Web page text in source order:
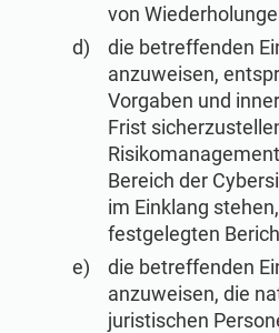
von
die betreffenden
anzuweisen,
Vorgaben und
Frist
Bereich der
im Einklang
festgelegten
die betreffenden
anzuweisen, die
juristischen